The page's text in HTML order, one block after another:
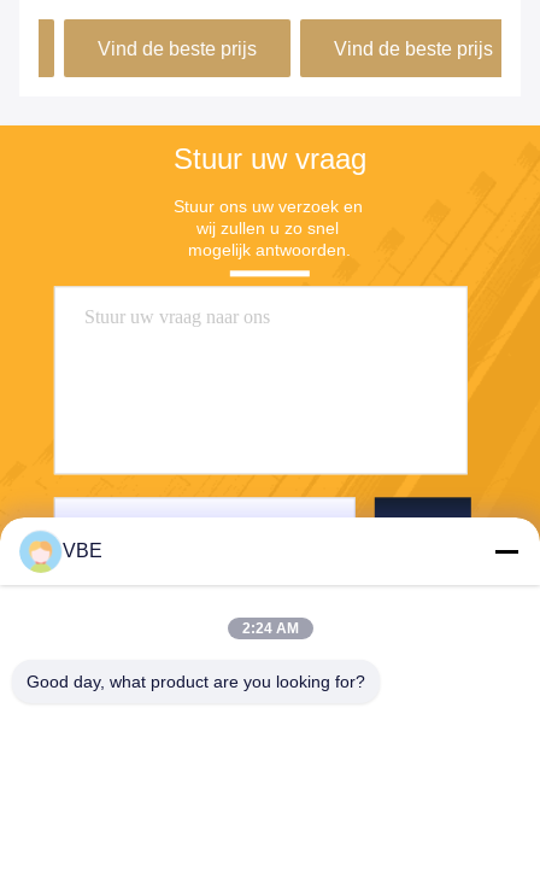
Macht
Vind de beste prijs
Aluminiumlegering
Vind de beste prijs
Stuur uw vraag
Stuur ons uw verzoek en
wij zullen u zo snel
mogelijk antwoorden.
VBE
2:24 AM
Good day, what product are you looking for?